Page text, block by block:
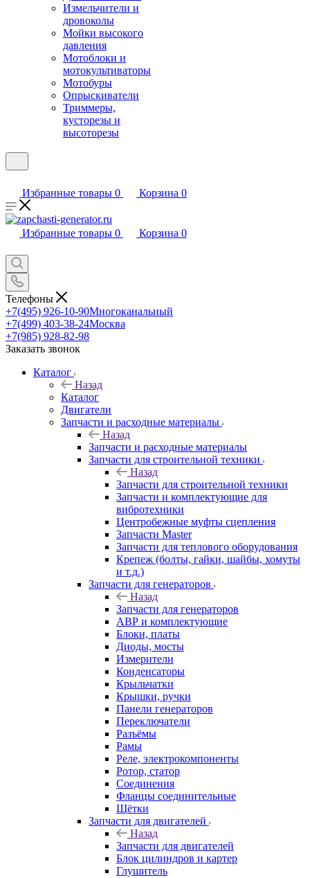
Измельчители и
дровоколы
Мойки высокого
давления
Мотоблоки и
мотокультиваторы
Мотобуры
Опрыскиватели
Триммеры,
кусторезы и
высоторезы
Избранные товары 0 Корзина 0
Избранные товары 0 Корзина 0
Телефоны
+7(495) 926-10-90Многоканальный
+7(499) 403-38-24Москва
+7(985) 928-82-98
Заказать звонок
Каталог
Назад
Каталог
Двигатели
Запчасти и расходные материалы
Назад
Запчасти и расходные материалы
Запчасти для строительной техники
Назад
Запчасти для строительной техники
Запчасти и комплектующие для
вибротехники
Центробежные муфты сцепления
Запчасти Master
Запчасти для теплового оборудования
Крепеж (болты, гайки, шайбы, хомуты
и т.д.)
Запчасти для генераторов
Назад
Запчасти для генераторов
АВР и комплектующие
Блоки, платы
Диоды, мосты
Измерители
Конденсаторы
Крыльчатки
Крышки, ручки
Панели генераторов
Переключатели
Разъёмы
Рамы
Реле, электрокомпоненты
Ротор, статор
Соединения
Фланцы соединительные
Щётки
Запчасти для двигателей
Назад
Запчасти для двигателей
Блок цилиндров и картер
Глушитель